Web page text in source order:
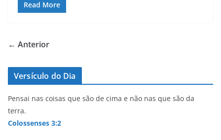
at
A
p
c
o
k
Read More
← Anterior
Versículo do Dia
Pensai nas coisas que são de cima e não nas que são da
terra.
Colossenses 3:2